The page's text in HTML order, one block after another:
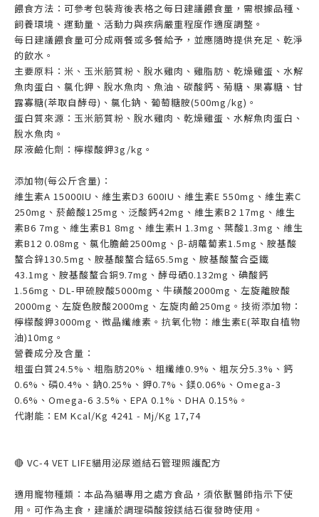
餵食方法：可參考包裝背後表格之每日建議餵食量，需根據品種、
飼養環境、運動量、活動力與疾病嚴重程度作適度調整。
每日建議餵食量可分成兩餐或多餐給予，並應隨時提供充足、乾淨
的飲水。
主要原料：米、玉米筋質粉、脫水雞肉、雞脂肪、乾燥雞蛋、水解
魚肉蛋白、氯化鉀、脫水魚肉、魚油、碳酸鈣、菊糖、果寡糖、甘
露寡糖(萃取自酵母)、氯化鈉、葡萄糖胺(500mg/kg)。
蛋白質來源：玉米筋質粉、脫水雞肉、乾燥雞蛋、水解魚肉蛋白、
脫水魚肉。
尿液鹼化劑：檸檬酸鉀3g/kg。
添加物(每公斤含量)：
維生素A 15000IU、維生素D3 600IU、維生素E 550mg、維生素C
250mg、菸鹼酸125mg、泛酸鈣42mg、維生素B2 17mg、維生
素B6 7mg、維生素B1 8mg、維生素H 1.3mg、葉酸1.3mg、維生
素B12 0.08mg、氯化膽鹼2500mg、β-胡蘿蔔素1.5mg、胺基酸
螯合鋅130.5mg、胺基酸螯合錳65.5mg、胺基酸螯合亞鐵
43.1mg、胺基酸螯合銅9.7mg、酵母硒0.132mg、碘酸鈣
1.56mg、DL-甲硫胺酸5000mg、牛磺酸2000mg、左旋離胺酸
2000mg、左旋色胺酸2000mg、左旋肉鹼250mg。技術添加物：
檸檬酸鉀3000mg、微晶纖維素。抗氧化物：維生素E(萃取自植物
油)10mg。
營養成分及含量：
粗蛋白質24.5%、粗脂肪20%、粗纖維0.9%、粗灰分5.3%、鈣
0.6%、磷0.4%、鈉0.25%、鉀0.7%、鎂0.06%、Omega-3
0.6%、Omega-6 3.5%、EPA 0.1%、DHA 0.15%。
代謝能：EM Kcal/Kg 4241 - Mj/Kg 17,74
🔴 VC-4 VET LIFE貓用泌尿道結石管理照護配方
適用寵物種類：本品為貓專用之處方食品，須依獸醫師指示下使
用。可作為主食，建議於調理磷酸銨鎂結石復發時使用。